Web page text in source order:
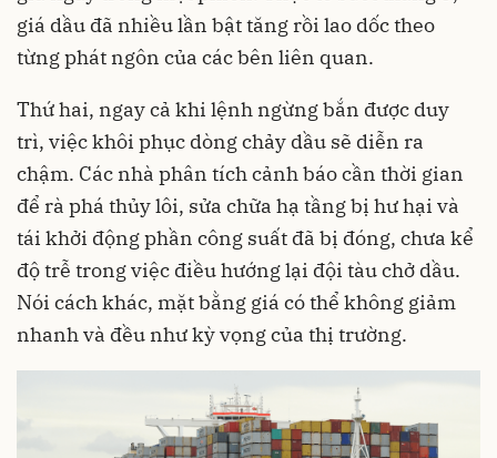
giá dầu đã nhiều lần bật tăng rồi lao dốc theo
từng phát ngôn của các bên liên quan.
Thứ hai, ngay cả khi lệnh ngừng bắn được duy
trì, việc khôi phục dòng chảy dầu sẽ diễn ra
chậm. Các nhà phân tích cảnh báo cần thời gian
để rà phá thủy lôi, sửa chữa hạ tầng bị hư hại và
tái khởi động phần công suất đã bị đóng, chưa kể
độ trễ trong việc điều hướng lại đội tàu chở dầu.
Nói cách khác, mặt bằng giá có thể không giảm
nhanh và đều như kỳ vọng của thị trường.